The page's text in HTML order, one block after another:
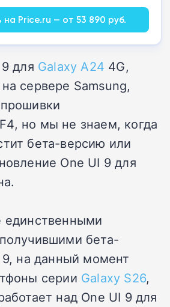
Price.ru — от 53 890 руб.
для Galaxy A24 4G,
сервере Samsung,
но мы не знаем, когда
бета-версию или
One UI 9 для
бета-
на данный момент
серии Galaxy S26,
над One UI 9 для